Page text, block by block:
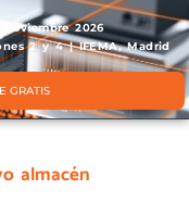
noviembre 2026
2 y 4 | IFEMA, Madrid
GRATIS
almacén